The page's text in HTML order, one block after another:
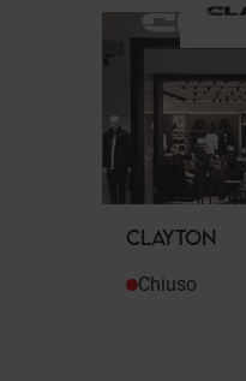
CLAYTON
Chiuso